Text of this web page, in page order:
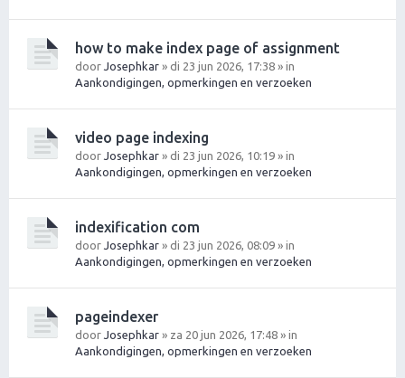
how to make index page of assignment
door Josephkar » di 23 jun 2026, 17:38 » in
Aankondigingen, opmerkingen en verzoeken
video page indexing
door Josephkar » di 23 jun 2026, 10:19 » in
Aankondigingen, opmerkingen en verzoeken
indexification com
door Josephkar » di 23 jun 2026, 08:09 » in
Aankondigingen, opmerkingen en verzoeken
pageindexer
door Josephkar » za 20 jun 2026, 17:48 » in
Aankondigingen, opmerkingen en verzoeken